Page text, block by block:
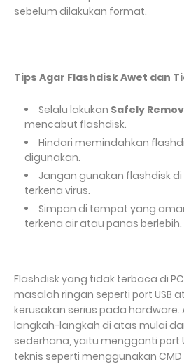
sebelum dilakukan format.
Tips Agar Flashdisk Awet dan
Selalu lakukan Safely
mencabut flashdisk.
Hindari memindahkan
digunakan.
Jangan gunakan flashdisk
terkena virus.
Simpan di tempat yang
terkena air atau panas berlebih.
Flashdisk yang tidak terbaca di
masalah ringan seperti port USB
kerusakan serius pada
langkah-langkah di atas mulai
sederhana, yaitu mengganti port
teknis seperti menggunakan